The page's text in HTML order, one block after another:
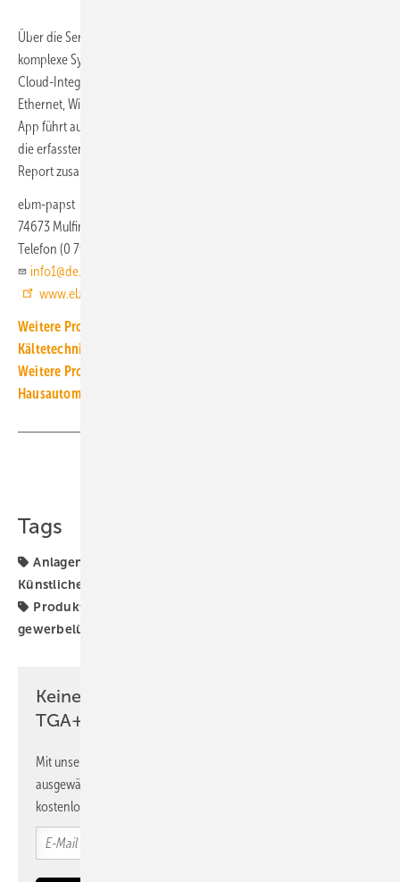
Über die Service App für Kunden und Fachpartner können selbst
komplexe Systeme mit wenigen Klicks aufgesetzt werden, auch die
Cloud-Integration für Echtzeit-Überwachung und Diagnose, via
Ethernet, WiFi, GSM und Bluetooth-Low-Energy sind integriert. Die
App führt automatisiert einen mehrstufigen Ventilatorencheck durch;
die erfassten Daten werden anschließend in einem übersichtlichen
Report zusammengefasst.
ebm-papst
74673 Mulfingen
Telefon (0 79 38) 8 10
info1@de.ebmpapst.com
www.ebmpapst.com
Weitere Produkt-Meldungen zum Thema Luft-, Klima- und
Kältetechnik
Weitere Produkt-Meldungen zum Thema Gebäude- und
Hausautomation
Tags
Anlagenmonitoring
Künstliche Intelligenz
Produkte
gewerbelüftung
Keine Zeit? Kein Problem mit dem
TGA+E Newsletter!
Mit unserem Newsletter erhalten Sie regelmäßig von uns
ausgewählte Informationen und Neuigkeiten, gebündelt und
kostenlos direkt ins Postfach.